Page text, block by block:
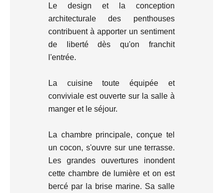
Le design et la conception
architecturale des penthouses
contribuent à apporter un sentiment
de liberté dès qu'on franchit
l'entrée.
La cuisine toute équipée et
conviviale est ouverte sur la salle à
manger et le séjour.
La chambre principale, conçue tel
un cocon, s'ouvre sur une terrasse.
Les grandes ouvertures inondent
cette chambre de lumière et on est
bercé par la brise marine. Sa salle